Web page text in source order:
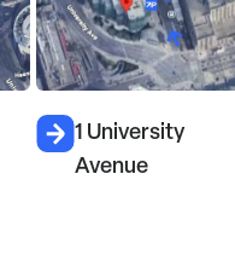
1 University
Avenue